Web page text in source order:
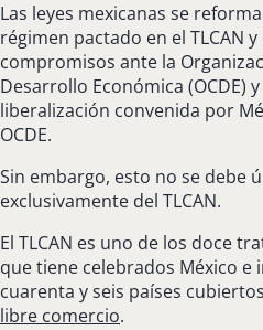
Las leyes mexicanas se
régimen pactado en el TLCAN
compromisos ante la
Desarrollo Económica (OCDE)
liberalización convenida por
OCDE.
Sin embargo, esto no se debe
exclusivamente del TLCAN.
El TLCAN es uno de los doce
que tiene celebrados México e
cuarenta y seis países
libre comercio.